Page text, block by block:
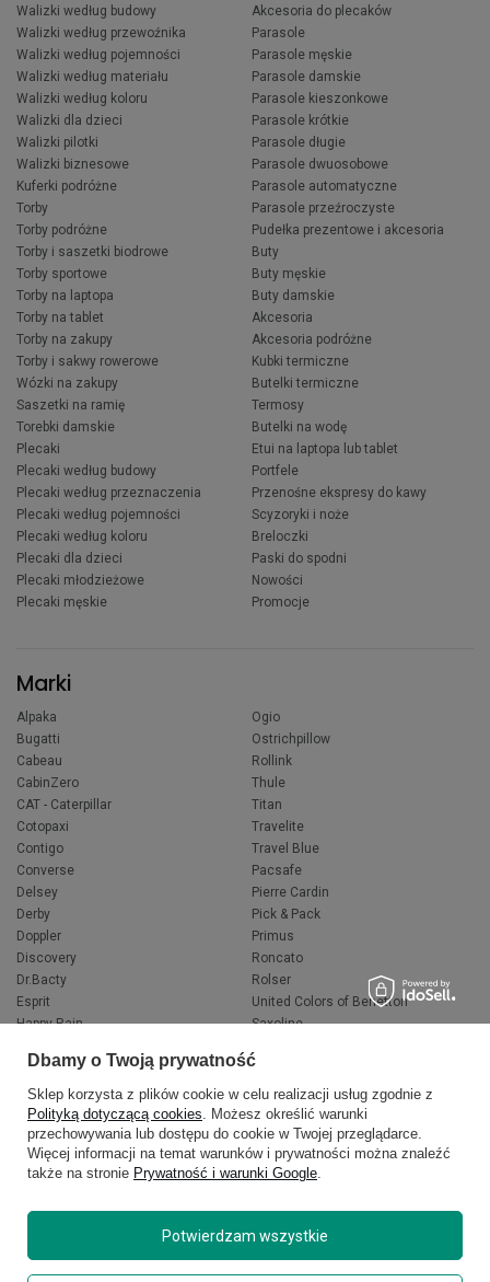
Walizki według budowy
Walizki według przewoźnika
Walizki według pojemności
Walizki według materiału
Walizki według koloru
Walizki dla dzieci
Walizki pilotki
Walizki biznesowe
Kuferki podróżne
Torby
Torby podróżne
Torby i saszetki biodrowe
Torby sportowe
Torby na laptopa
Torby na tablet
Torby na zakupy
Torby i sakwy rowerowe
Wózki na zakupy
Saszetki na ramię
Torebki damskie
Plecaki
Plecaki według budowy
Plecaki według przeznaczenia
Plecaki według pojemności
Plecaki według koloru
Plecaki dla dzieci
Plecaki młodzieżowe
Plecaki męskie
Akcesoria do plecaków
Parasole
Parasole męskie
Parasole damskie
Parasole kieszonkowe
Parasole krótkie
Parasole długie
Parasole dwuosobowe
Parasole automatyczne
Parasole przeźroczyste
Pudełka prezentowe i akcesoria
Buty
Buty męskie
Buty damskie
Akcesoria
Akcesoria podróżne
Kubki termiczne
Butelki termiczne
Termosy
Butelki na wodę
Etui na laptopa lub tablet
Portfele
Przenośne ekspresy do kawy
Scyzoryki i noże
Breloczki
Paski do spodni
Nowości
Promocje
Marki
Alpaka
Bugatti
Cabeau
CabinZero
CAT - Caterpillar
Cotopaxi
Contigo
Converse
Delsey
Derby
Doppler
Discovery
Dr.Bacty
Esprit
Happy Rain
Hedgren
Herschel
Jeep
Knirps
LEGO
Muitomas
Ogio
Ostrichpillow
Rollink
Thule
Titan
Travelite
Travel Blue
Pacsafe
Pierre Cardin
Pick & Pack
Primus
Roncato
Rolser
United Colors of Benetton
Saxoline
Wenger
Victorinox
Volkswagen
XD Design
Zojirushi
FLYNKA
Dbamy o Twoją prywatność
Sklep korzysta z plików cookie w celu realizacji usług zgodnie z
Polityką dotyczącą cookies. Możesz określić warunki
przechowywania lub dostępu do cookie w Twojej przeglądarce.
Więcej informacji na temat warunków i prywatności można znaleźć
także na stronie Prywatność i warunki Google.
Potwierdzam wszystkie